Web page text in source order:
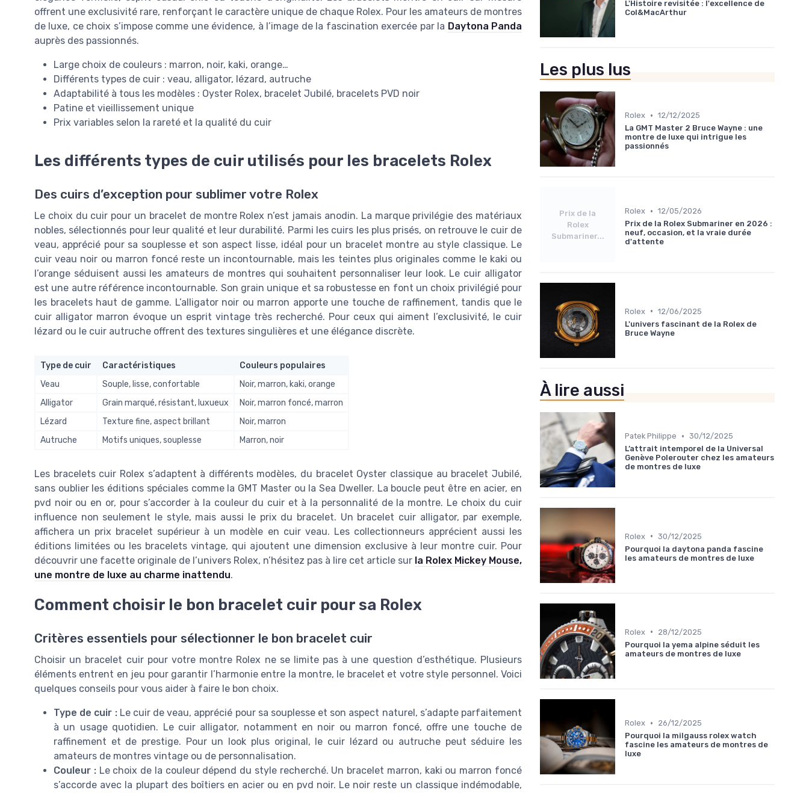
offrent une exclusivité rare, renforçant le caractère unique de chaque Rolex. Pour les amateurs de montres
de luxe, ce choix s’impose comme une évidence, à l’image de la fascination exercée par la Daytona Panda
auprès des passionnés.
Large choix de couleurs : marron, noir, kaki, orange…
Différents types de cuir : veau, alligator, lézard, autruche
Adaptabilité à tous les modèles : Oyster Rolex, bracelet Jubilé, bracelets PVD noir
Patine et vieillissement unique
Prix variables selon la rareté et la qualité du cuir
Les différents types de cuir utilisés pour les bracelets Rolex
Des cuirs d’exception pour sublimer votre Rolex
Le choix du cuir pour un bracelet de montre Rolex n’est jamais anodin. La marque privilégie des matériaux
nobles, sélectionnés pour leur qualité et leur durabilité. Parmi les cuirs les plus prisés, on retrouve le cuir de
veau, apprécié pour sa souplesse et son aspect lisse, idéal pour un bracelet montre au style classique. Le
cuir veau noir ou marron foncé reste un incontournable, mais les teintes plus originales comme le kaki ou
l’orange séduisent aussi les amateurs de montres qui souhaitent personnaliser leur look. Le cuir alligator
est une autre référence incontournable. Son grain unique et sa robustesse en font un choix privilégié pour
les bracelets haut de gamme. L’alligator noir ou marron apporte une touche de raffinement, tandis que le
cuir alligator marron évoque un esprit vintage très recherché. Pour ceux qui aiment l’exclusivité, le cuir
lézard ou le cuir autruche offrent des textures singulières et une élégance discrète.
Type de cuir Caractéristiques
Couleurs populaires
Veau
Souple, lisse, confortable
Noir, marron, kaki, orange
Alligator
Grain marqué, résistant, luxueux
Noir, marron foncé, marron
Lézard
Texture fine, aspect brillant
Noir, marron
Autruche
Motifs uniques, souplesse Marron, noir
Les bracelets cuir Rolex s’adaptent à différents modèles, du bracelet Oyster classique au bracelet Jubilé,
sans oublier les éditions spéciales comme la GMT Master ou la Sea Dweller. La boucle peut être en acier, en
pvd noir ou en or, pour s’accorder à la couleur du cuir et à la personnalité de la montre. Le choix du cuir
influence non seulement le style, mais aussi le prix du bracelet. Un bracelet cuir alligator, par exemple,
affichera un prix bracelet supérieur à un modèle en cuir veau. Les collectionneurs apprécient aussi les
éditions limitées ou les bracelets vintage, qui ajoutent une dimension exclusive à leur montre cuir. Pour
découvrir une facette originale de l’univers Rolex, n’hésitez pas à lire cet article sur la Rolex Mickey Mouse,
une montre de luxe au charme inattendu.
Comment choisir le bon bracelet cuir pour sa Rolex
Critères essentiels pour sélectionner le bon bracelet cuir
Choisir un bracelet cuir pour votre montre Rolex ne se limite pas à une question d’esthétique. Plusieurs
éléments entrent en jeu pour garantir l’harmonie entre la montre, le bracelet et votre style personnel. Voici
quelques conseils pour vous aider à faire le bon choix.
Type de cuir :Le cuir de veau, apprécié pour sa souplesse et son aspect naturel, s’adapte parfaitement
à un usage quotidien. Le cuir alligator, notamment en noir ou marron foncé, offre une touche de
raffinement et de prestige. Pour un look plus original, le cuir lézard ou autruche peut séduire les
amateurs de montres vintage ou de personnalisation.
Couleur :Le choix de la couleur dépend du style recherché. Un bracelet marron, kaki ou marron foncé
s’accorde avec la plupart des boîtiers en acier ou en pvd noir. Le noir reste un classique indémodable,
L'Histoire revisitée : l'excellence de
Col&MacArthur
Les plus lus
Rolex • 12/12/2025
La GMT Master 2 Bruce Wayne : une
montre de luxe qui intrigue les
passionnés
Prix de la
Rolex
Submariner...
Rolex • 12/05/2026
Prix de la Rolex Submariner en 2026 :
neuf, occasion, et la vraie durée
d'attente
Rolex • 12/06/2025
L'univers fascinant de la Rolex de
Bruce Wayne
À lire aussi
Patek Philippe • 30/12/2025
L’attrait intemporel de la Universal
Genève Polerouter chez les amateurs
de montres de luxe
Rolex • 30/12/2025
Pourquoi la daytona panda fascine
les amateurs de montres de luxe
Rolex •
28/12/2025
Pourquoi la yema alpine séduit les
amateurs de montres de luxe
Rolex •
26/12/2025
Pourquoi la milgauss rolex watch
fascine les amateurs de montres de
luxe